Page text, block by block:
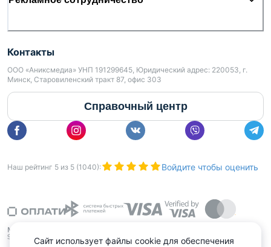
Контакты
ООО «Аниксмедиа» УНП 191299645, Юридический адрес: 220053, г.
Минск, Старовиленский тракт 87, офис 303
Справочный центр
Наш рейтинг 5 из 5 (1040): Войдите чтобы оценить
Сайт использует файлы cookie для обеспечения